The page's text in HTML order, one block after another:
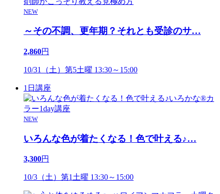
NEW
～その不調、更年期？それとも受診のサ…
2,860円
10/31（土）第5土曜 13:30～15:00
1日講座
NEW
いろんな色が着たくなる！色で叶える♪…
3,300円
10/3（土）第1土曜 13:30～15:00